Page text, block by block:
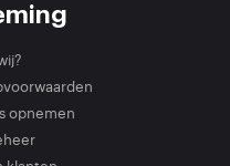
opnemen